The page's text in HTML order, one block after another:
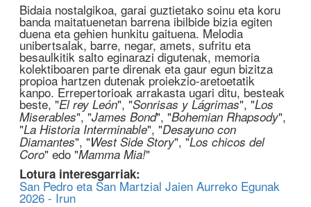
Bidaia nostalgikoa, garai guztietako soinu eta koru
banda maitatuenetan barrena ibilbide bizia egiten
duena eta gehien hunkitu gaituena. Melodia
unibertsalak, barre, negar, amets, sufritu eta
besaulkitik salto eginarazi digutenak, memoria
kolektiboaren parte direnak eta gaur egun bizitza
propioa hartzen dutenak proiekzio-aretoetatik
kanpo. Errepertorioak arrakasta ugari ditu, besteak
beste, "El rey León", "Sonrisas y Lágrimas", "Los
Miserables", "James Bond", "Bohemian Rhapsody",
"La Historia Interminable", "Desayuno con
Diamantes", "West Side Story", "Los chicos del
Coro" edo "Mamma Mia!"
Lotura interesgarriak:
San Pedro eta San Martzial Jaien Aurreko Egunak
2026 - Irun